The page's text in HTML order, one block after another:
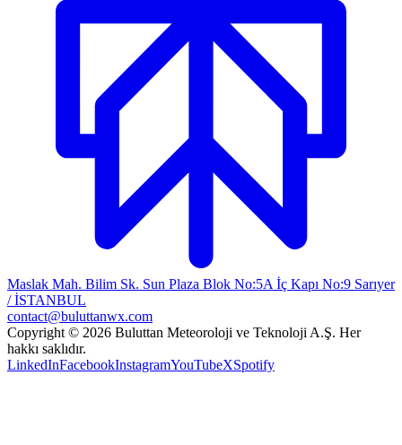
Maslak Mah. Bilim Sk. Sun Plaza Blok No:5A İç Kapı No:9 Sarıyer
/ İSTANBUL
contact@buluttanwx.com
Copyright © 2026 Buluttan Meteoroloji ve Teknoloji A.Ş. Her
hakkı saklıdır.
LinkedInFacebookInstagramYouTubeXSpotify